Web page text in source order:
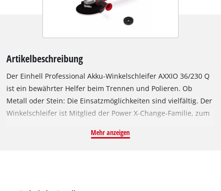
Artikelbeschreibung
Der Einhell Professional Akku-Winkelschleifer AXXIO 36/230 Q
ist ein bewährter Helfer beim Trennen und Polieren. Ob
Metall oder Stein: Die Einsatzmöglichkeiten sind vielfältig. Der
Winkelschleifer ist Mitglied der Power X-Change-Familie, zum
das Gerät von dem Einhell PurePOWER Brushless Motor.
Mehr anzeigen